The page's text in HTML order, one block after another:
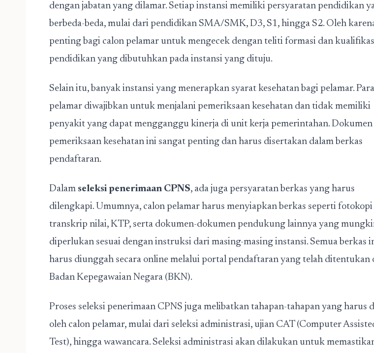
dengan jabatan yang dilamar. Setiap instansi memiliki persyaratan pendidikan
berbeda-beda, mulai dari pendidikan SMA/SMK, D3, S1, hingga S2. Oleh
penting bagi calon pelamar untuk mengecek dengan teliti formasi dan
pendidikan yang dibutuhkan pada instansi yang dituju.
Selain itu, banyak instansi yang menerapkan syarat kesehatan bagi pelamar. Para
pelamar diwajibkan untuk menjalani pemeriksaan kesehatan dan tidak memiliki
penyakit yang dapat mengganggu kinerja di unit kerja pemerintahan. Dokumen
pemeriksaan kesehatan ini sangat penting dan harus disertakan dalam berkas
pendaftaran.
Dalam seleksi penerimaan CPNS, ada juga persyaratan berkas yang harus
dilengkapi. Umumnya, calon pelamar harus menyiapkan berkas seperti fotokopi
transkrip nilai, KTP, serta dokumen-dokumen pendukung lainnya yang
diperlukan sesuai dengan instruksi dari masing-masing instansi. Semua berkas
harus diunggah secara online melalui portal pendaftaran yang telah ditentukan
Badan Kepegawaian Negara (BKN).
Proses seleksi penerimaan CPNS juga melibatkan tahapan-tahapan yang harus
oleh calon pelamar, mulai dari seleksi administrasi, ujian CAT (Computer
Test), hingga wawancara. Seleksi administrasi akan dilakukan untuk